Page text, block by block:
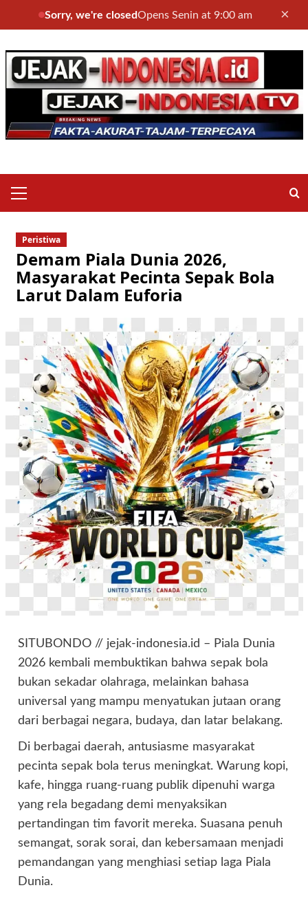
Sorry, we're closedOpens Senin at 9:00 am ×
to
content
Menu
Peristiwa
Demam Piala Dunia 2026,
Masyarakat Pecinta Sepak Bola
Larut Dalam Euforia
SITUBONDO // jejak-indonesia.id – Piala Dunia
2026 kembali membuktikan bahwa sepak bola
bukan sekadar olahraga, melainkan bahasa
universal yang mampu menyatukan jutaan orang
dari berbagai negara, budaya, dan latar belakang.
Di berbagai daerah, antusiasme masyarakat
pecinta sepak bola terus meningkat. Warung kopi,
kafe, hingga ruang-ruang publik dipenuhi warga
yang rela begadang demi menyaksikan
pertandingan tim favorit mereka. Suasana penuh
semangat, sorak sorai, dan kebersamaan menjadi
pemandangan yang menghiasi setiap laga Piala
Dunia.